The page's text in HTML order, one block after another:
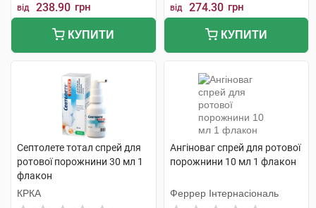
від 238.90 грн
КУПИТИ
від 274.30 грн
КУПИТИ
Септолете тотал спрей для
ротової порожнини 30 мл 1
флакон
КРКА
Ангіноваг спрей для ротової
порожнини 10 мл 1 флакон
Феррер Інтернасіональ